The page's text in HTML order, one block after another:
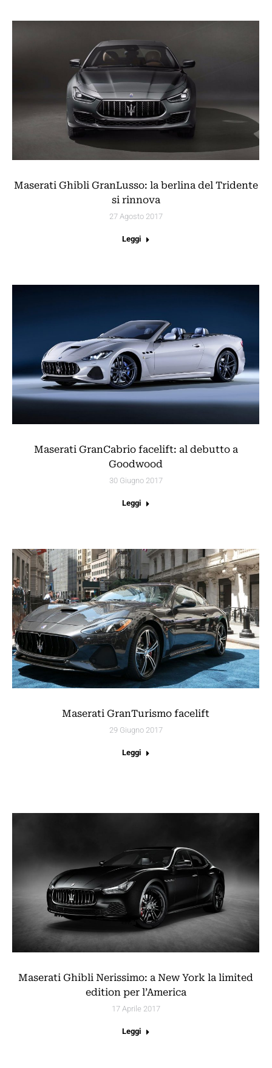
Maserati Ghibli GranLusso: la berlina del Tridente
si rinnova
27 Agosto 2017
Leggi
Maserati GranCabrio facelift: al debutto a
Goodwood
30 Giugno 2017
Leggi
Maserati GranTurismo facelift
29 Giugno 2017
Leggi
Maserati Ghibli Nerissimo: a New York la limited
edition per l’America
17 Aprile 2017
Leggi